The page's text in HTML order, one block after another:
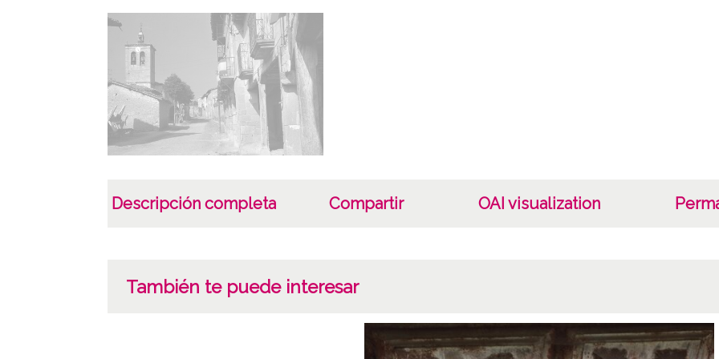
Descripción completa Compartir OAI visualization
También te puede interesar